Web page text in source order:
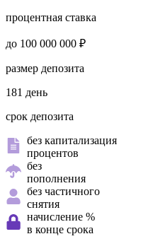
процентная ставка
до 100 000 000 ₽
размер депозита
181 день
срок депозита
без капитализация
процентов
без
пополнения
без частичного
снятия
начисление %
в конце срока